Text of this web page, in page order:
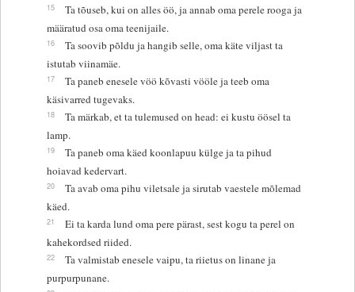
15
Ta tõuseb, kui on alles öö, ja annab oma perele rooga ja
määratud osa oma teenijaile.
16
Ta soovib põldu ja hangib selle, oma käte viljast ta
istutab viinamäe.
17
Ta paneb enesele vöö kõvasti vööle ja teeb oma
käsivarred tugevaks.
18
Ta märkab, et ta tulemused on head: ei kustu öösel ta
lamp.
19
Ta paneb oma käed koonlapuu külge ja ta pihud
hoiavad kedervart.
20
Ta avab oma pihu viletsale ja sirutab vaestele mõlemad
käed.
21
Ei ta karda lund oma pere pärast, sest kogu ta perel on
kahekordsed riided.
22
Ta valmistab enesele vaipu, ta riietus on linane ja
purpurpunane.